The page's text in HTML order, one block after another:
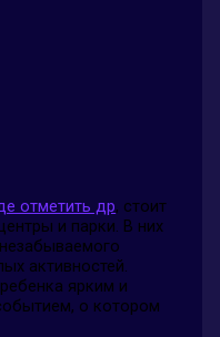
отметить др, стоит
и парки. В них
активностей.
ярким и
о котором